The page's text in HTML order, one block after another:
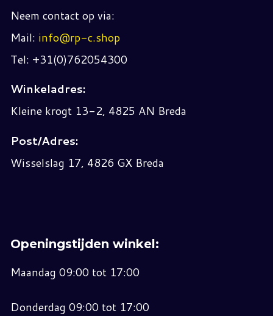
Neem contact op via:
Mail: info@rp-c.shop
Tel: +31(0)762054300
Winkeladres:
Kleine krogt 13-2, 4825 AN Breda
Post/Adres:
Wisselslag 17, 4826 GX Breda
Openingstijden winkel:
Maandag 09:00 tot 17:00
Donderdag 09:00 tot 17:00